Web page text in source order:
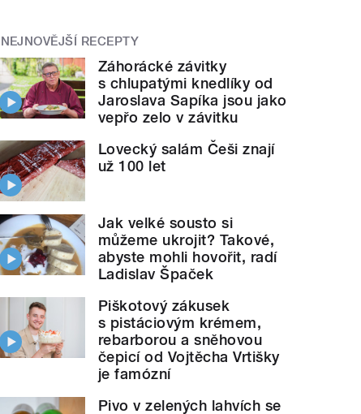
NEJNOVĚJŠÍ RECEPTY
Záhorácké závitky
s chlupatými knedlíky od
Jaroslava Sapíka jsou jako
vepřo zelo v závitku
Lovecký salám Češi znají
už 100 let
Jak velké sousto si
můžeme ukrojit? Takové,
abyste mohli hovořit, radí
Ladislav Špaček
Piškotový zákusek
s pistáciovým krémem,
rebarborou a sněhovou
čepicí od Vojtěcha Vrtišky
je famózní
Pivo v zelených lahvích se